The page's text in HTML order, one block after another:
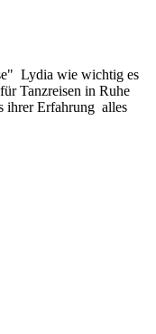
Lydia wie wichtig es
Tanzreisen in Ruhe
ihrer Erfahrung alles